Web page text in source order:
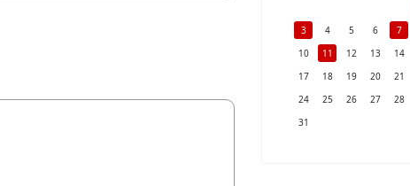
3
4 5 6 7
10
11 12 13 14
17
18 19 20 21
24
25 26 27 28
31